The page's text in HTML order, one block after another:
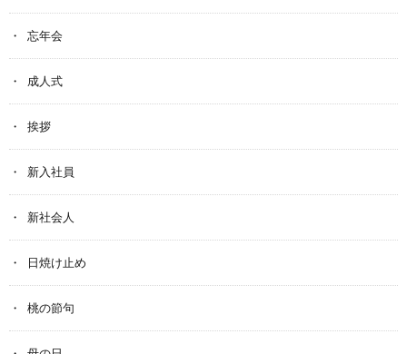
忘年会
成人式
挨拶
新入社員
新社会人
日焼け止め
桃の節句